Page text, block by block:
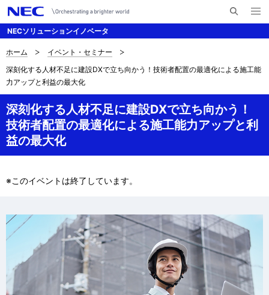
NECソリューションイノベータ
検
メ
ニ
く
ナ
ビ
ゲ
ー
シ
サ
イ
ト
内
の
在
位
置
ホーム
イベント・セミナー
深刻化する人材不足に建設DXで立ち向かう！技術者配置の最適化による施工能
力アップと利益の最大化
深刻化する人材不足に建設DXで立ち向かう！
技術者配置の最適化による施工能力アップと利
益の最大化
※このイベントは終了しています。